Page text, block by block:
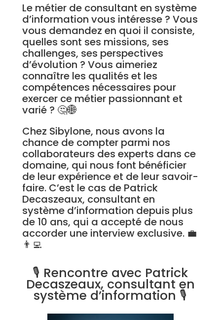
Le métier de consultant en système
d’information vous intéresse ? Vous
vous demandez en quoi il consiste,
quelles sont ses missions, ses
challenges, ses perspectives
d’évolution ? Vous aimeriez
connaître les qualités et les
compétences nécessaires pour
exercer ce métier passionnant et
varié ? 🤔🌐
Chez Sibylone, nous avons la
chance de compter parmi nos
collaborateurs des experts dans ce
domaine, qui nous font bénéficier
de leur expérience et de leur savoir-
faire. C’est le cas de Patrick
Decaszeaux, consultant en
système d’information depuis plus
de 10 ans, qui a accepté de nous
accorder une interview exclusive. 💼
👨‍💻
🎙️ Rencontre avec Patrick
Decaszeaux, consultant en
système d’information 🎙️